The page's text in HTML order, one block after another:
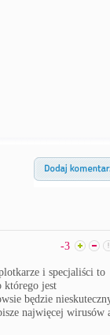
-3
i specjaliści to
którego jest
będzie
najwięcej wirusów